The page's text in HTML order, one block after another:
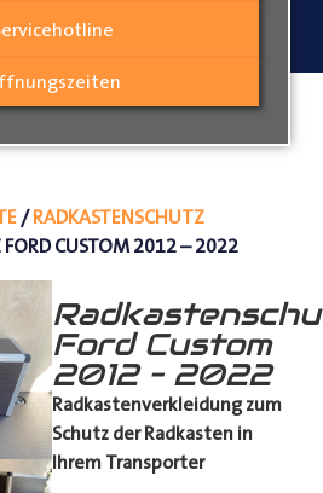
/RADKASTENSCHUTZ
FORD CUSTOM 2012 – 2022
Ford Custom
2012 – 2022
Radkastenverkleidung zum
Schutz der Radkasten in
Ihrem Transporter